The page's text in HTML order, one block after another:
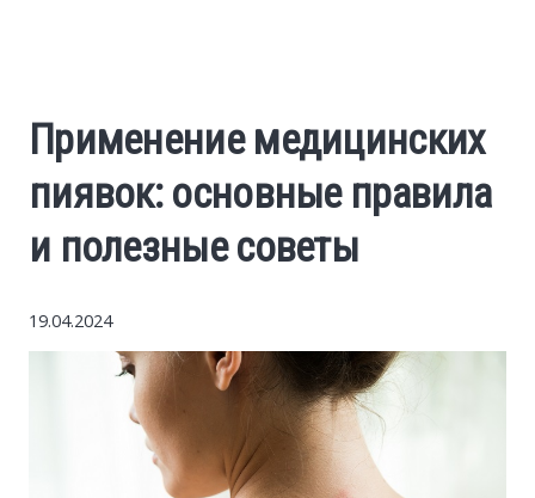
Construction
Society
Применение медицинских
пиявок: основные правила
и полезные советы
19.04.2024